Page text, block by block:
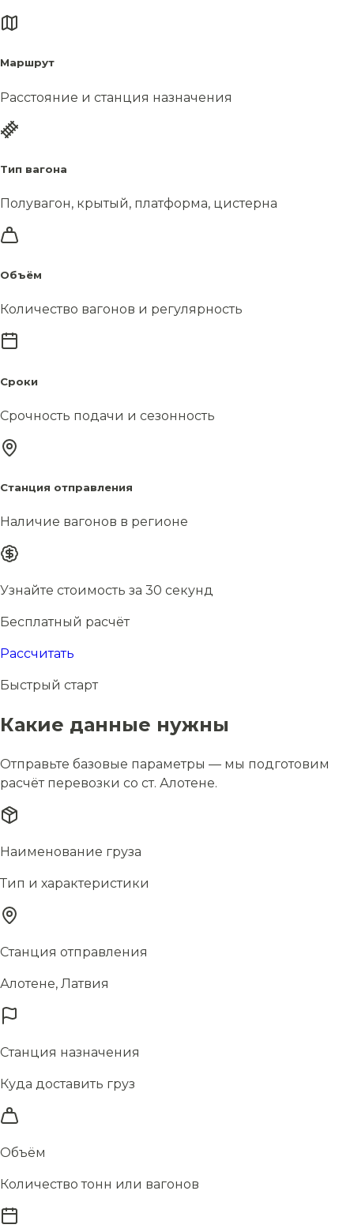
Маршрут
Расстояние и станция назначения
Тип вагона
Полувагон, крытый, платформа, цистерна
Объём
Количество вагонов и регулярность
Сроки
Срочность подачи и сезонность
Станция отправления
Наличие вагонов в регионе
Узнайте стоимость за 30 секунд
Бесплатный расчёт
Рассчитать
Быстрый старт
Какие данные нужны
Отправьте базовые параметры — мы подготовим
расчёт перевозки со ст. Алотене.
Наименование груза
Тип и характеристики
Станция отправления
Алотене, Латвия
Станция назначения
Куда доставить груз
Объём
Количество тонн или вагонов